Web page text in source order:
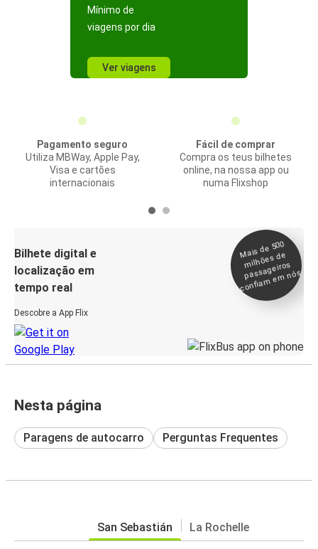
Mínimo de
viagens por dia
Ver viagens
Pagamento seguro
Utiliza MBWay, Apple Pay,
Visa e cartões
internacionais
Fácil de comprar
Compra os teus bilhetes
online, na nossa app ou
numa Flixshop
Bilhete digital e
localização em
tempo real
Descobre a App Flix
Mais de 500
milhões de
passageiros
confia
m e
m nós
Nesta página
Paragens de autocarro Perguntas Frequentes
San Sebastián La Rochelle